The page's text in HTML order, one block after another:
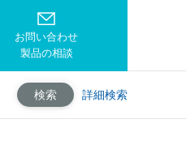
お問い合わせ
製品の相談
検索 詳細検索